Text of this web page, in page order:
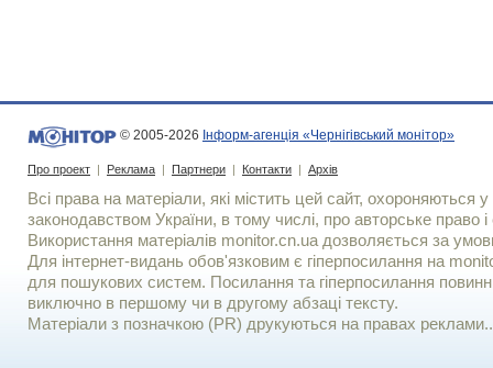
© 2005-2026 Інформ-агенція «Чернігівський монітор»
Про проект | Реклама | Партнери | Контакти | Архів
Всі права на матеріали, які містить цей сайт, охороняються у
законодавством України, в тому числі, про авторське право і
Використання матерiалiв monitor.cn.ua дозволяється за
Для iнтернет-видань обов'язковим є гiперпосилання на
для пошукових систем. Посилання та гіперпосилання
виключно в першому чи в другому абзаці тексту.
Матеріали з позначкою (PR) друкуються на правах реклами..